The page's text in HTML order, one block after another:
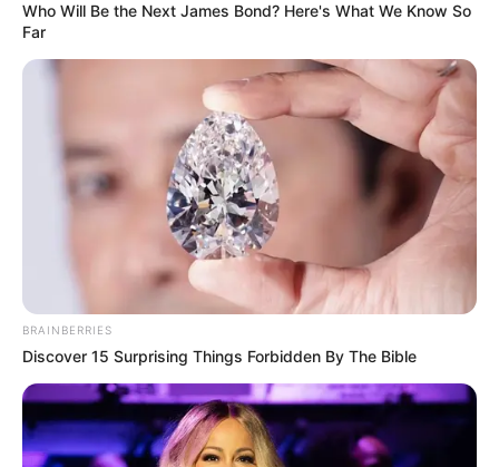
Who Will Be the Next James Bond? Here's What We Know So
Far
BRAINBERRIES
Discover 15 Surprising Things Forbidden By The Bible